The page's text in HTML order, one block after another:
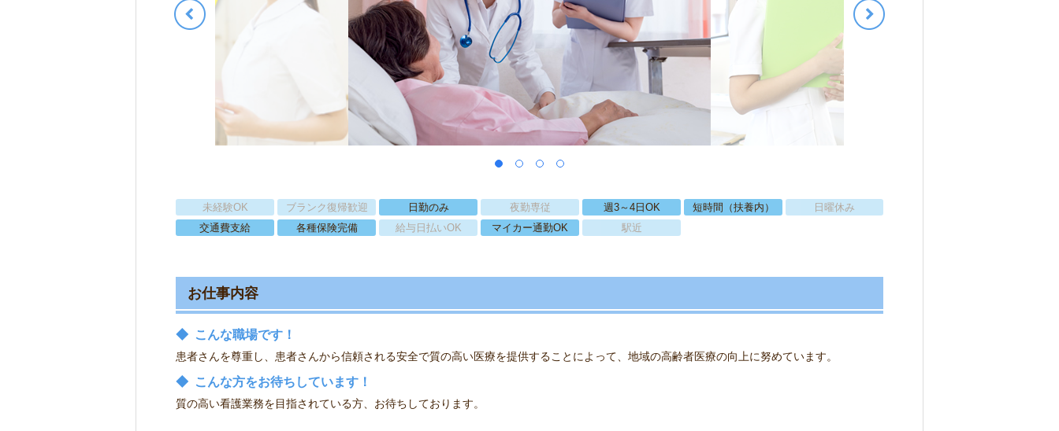
未経験OK ブランク復帰歓迎 日勤のみ 夜勤専従 週3～4日OK 短時間（扶養内）
日曜休み
交通費支給
各種保険完備 給与日払いOK マイカー通勤OK 駅近
お仕事内容
◆ こんな職場です！
患者さんを尊重し、患者さんから信頼される安全で質の高い医療を提供することによって、地域の高齢者医療の向上に努めています。
◆ こんな方をお待ちしています！
質の高い看護業務を目指されている方、お待ちしております。